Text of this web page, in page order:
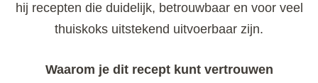
hij recepten die duidelijk, betrouwbaar en voor veel
thuiskoks uitstekend uitvoerbaar zijn.
Waarom je dit recept kunt vertrouwen